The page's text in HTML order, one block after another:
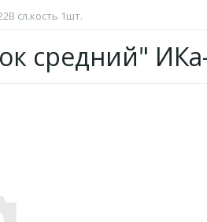
сл.кость 1шт.
средний"